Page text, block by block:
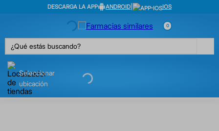
DESCARGA LA APP ANDROID IOS
0
¿Qué estás buscando?
Seleccionar
ubicación